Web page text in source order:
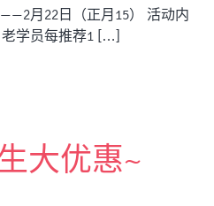
月22日（正月15） 活动内
学员每推荐1 […]
大优惠~